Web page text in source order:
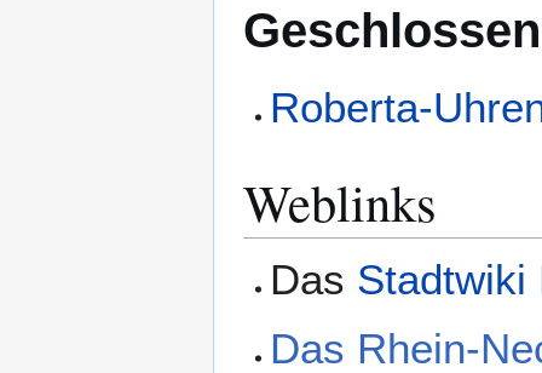
Geschlossen
Roberta-
Weblinks
Das Stadtwiki
Das Rhein-